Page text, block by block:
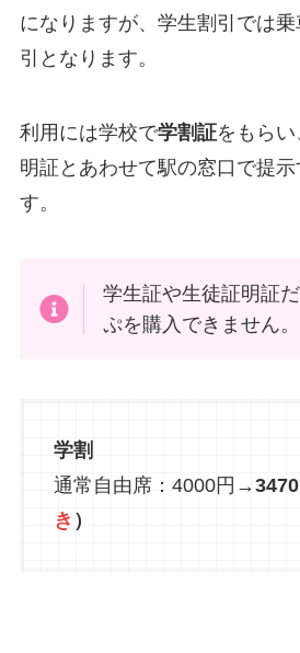
になりますが、学生割引では
引となります。
利用には学校で学割証をもら
明証とあわせて駅の窓口で提
す。
学生証や生徒証明証
ぷを購入できません。
学割
通常自由席：4000円→
き ）